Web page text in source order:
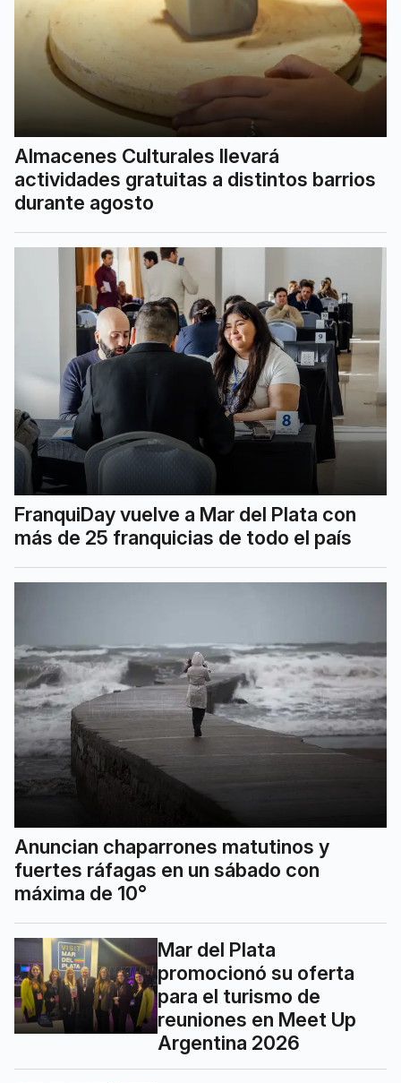
Almacenes Culturales llevará
actividades gratuitas a distintos barrios
durante agosto
FranquiDay vuelve a Mar del Plata con
más de 25 franquicias de todo el país
Anuncian chaparrones matutinos y
fuertes ráfagas en un sábado con
máxima de 10°
Mar del Plata
promocionó su oferta
para el turismo de
reuniones en Meet Up
Argentina 2026